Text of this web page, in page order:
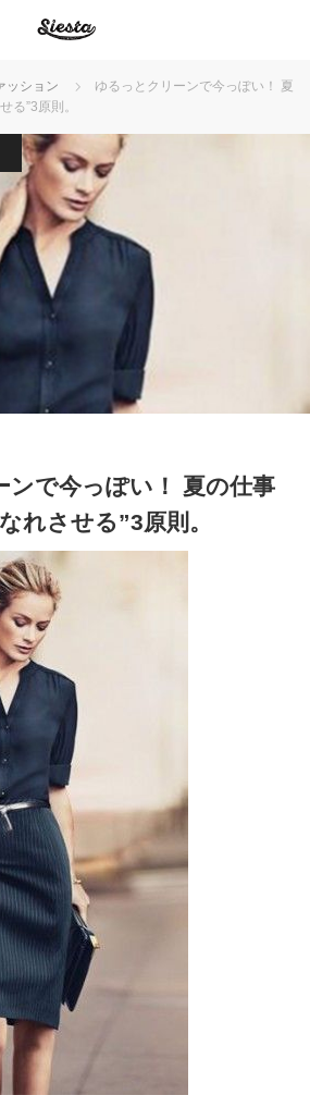
ッション
ゆるっとクリーンで今っぽい！ 夏
る”3原則。
ンで今っぽい！ 夏の仕事
れさせる”3原則。